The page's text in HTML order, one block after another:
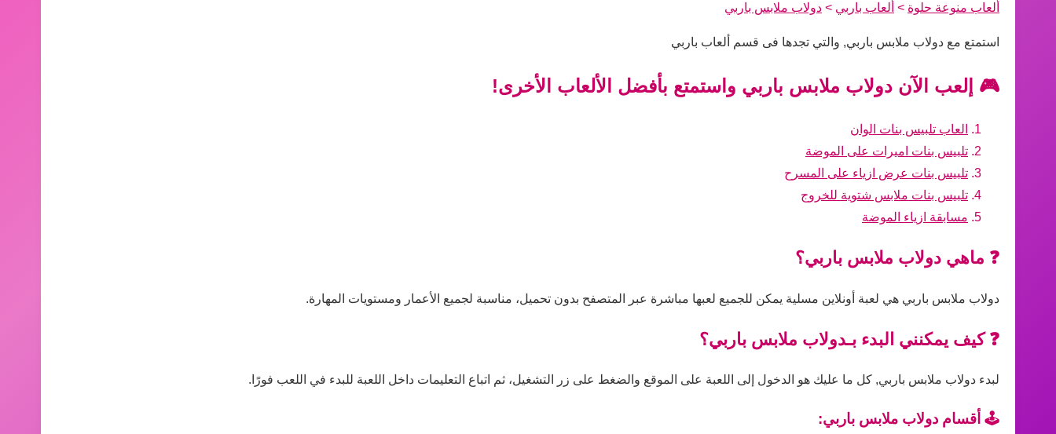
ألعاب منوعة حلوة > ألعاب باربي > دولاب ملابس باربي
استمتع مع دولاب ملابس باربي, والتي تجدها فى قسم ألعاب باربي
🎮 إلعب الآن دولاب ملابس باربي واستمتع بأفضل الألعاب الأخرى!
العاب تلبيس بنات الوان
تلبيس بنات اميرات على الموضة
تلبيس بنات عرض ازياء على المسرح
تلبيس بنات ملابس شتوية للخروج
مسابقة ازياء الموضة
❓ ماهي دولاب ملابس باربي؟
دولاب ملابس باربي هي لعبة أونلاين مسلية يمكن للجميع لعبها مباشرة عبر المتصفح بدون تحميل، مناسبة لجميع الأعمار ومستويات المهارة.
❓ كيف يمكنني البدء بـدولاب ملابس باربي؟
لبدء دولاب ملابس باربي, كل ما عليك هو الدخول إلى اللعبة على الموقع والضغط على زر التشغيل، ثم اتباع التعليمات داخل اللعبة للبدء في اللعب فورًا.
🕹️ أقسام دولاب ملابس باربي: